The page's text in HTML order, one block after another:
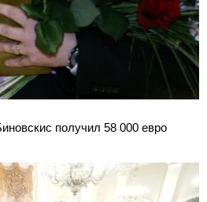
получил 58 000 евро